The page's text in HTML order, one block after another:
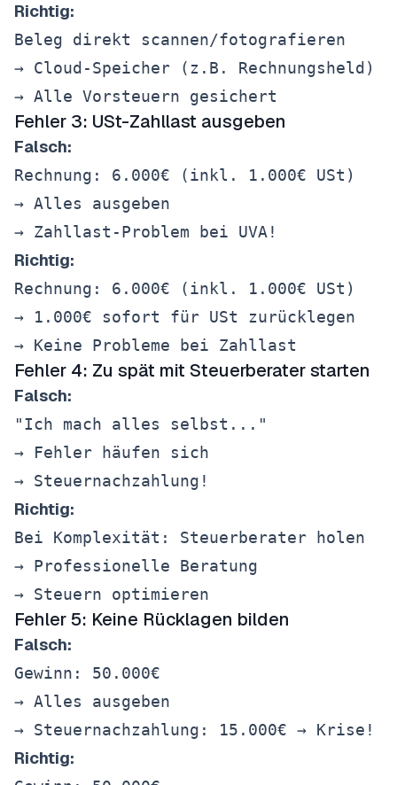
Richtig:
Beleg direkt scannen/fotografieren
→ Cloud-Speicher (z.B. Rechnungsheld)
Fehler 3: USt-Zahllast ausgeben
Falsch:
Rechnung: 6.000€ (inkl. 1.000€ USt)
→ Alles ausgeben
Richtig:
Rechnung: 6.000€ (inkl. 1.000€ USt)
→ 1.000€ sofort für USt zurücklegen
Fehler 4: Zu spät mit Steuerberater starten
Falsch:
"Ich mach alles selbst..."
→ Fehler häufen sich
Richtig:
Bei Komplexität: Steuerberater holen
→ Professionelle Beratung
Fehler 5: Keine Rücklagen bilden
Falsch:
Gewinn: 50.000€
→ Alles ausgeben
Richtig: